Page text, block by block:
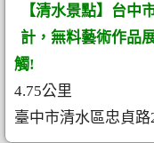
【清水景點】台中
計，無料藝術作品
觸!
4.75公里
臺中市清水區忠貞路